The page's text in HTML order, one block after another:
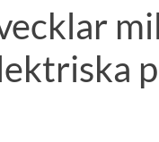
Lediga jobb